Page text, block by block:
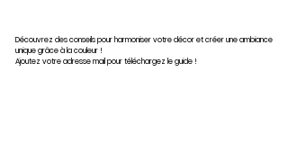
Découvrez des conseils pour harmoniser votre décor et créer une ambiance
unique grâce à la couleur !
Ajoutez votre adresse mail pour téléchargez le guide !